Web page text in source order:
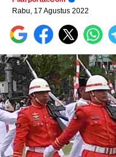
Rabu, 17 Agustus 2022